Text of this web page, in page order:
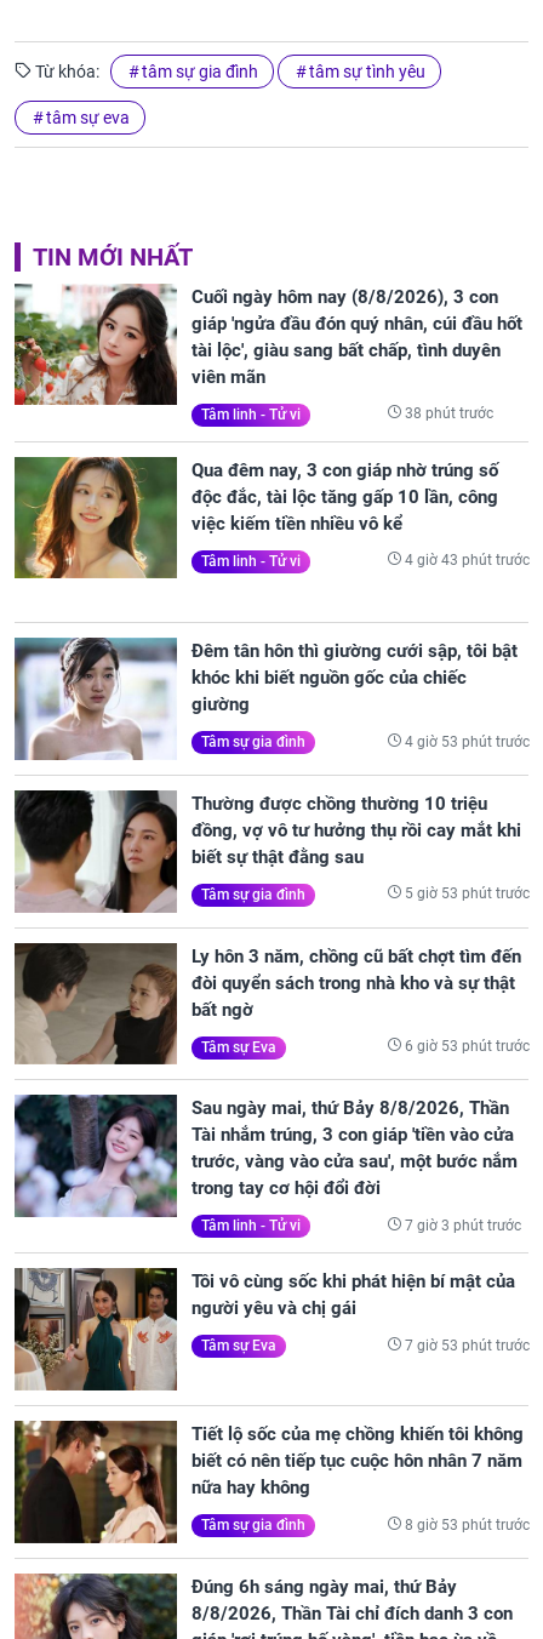
Từ khóa: tâm sự gia đình tâm sự tình yêu
tâm sự eva
TIN MỚI NHẤT
Cuối ngày hôm nay (8/8/2026), 3 con
giáp 'ngửa đầu đón quý nhân, cúi đầu hốt
tài lộc', giàu sang bất chấp, tình duyên
viên mãn
Tâm linh - Tử vi 38 phút trước
Qua đêm nay, 3 con giáp nhờ trúng số
độc đắc, tài lộc tăng gấp 10 lần, công
việc kiếm tiền nhiều vô kể
Tâm linh - Tử vi 4 giờ 43 phút trước
Đêm tân hôn thì giường cưới sập, tôi bật
khóc khi biết nguồn gốc của chiếc
giường
Tâm sự gia đình 4 giờ 53 phút trước
Thường được chồng thường 10 triệu
đồng, vợ vô tư hưởng thụ rồi cay mắt khi
biết sự thật đằng sau
Tâm sự gia đình 5 giờ 53 phút trước
Ly hôn 3 năm, chồng cũ bất chợt tìm đến
đòi quyển sách trong nhà kho và sự thật
bất ngờ
Tâm sự Eva 6 giờ 53 phút trước
Sau ngày mai, thứ Bảy 8/8/2026, Thần
Tài nhắm trúng, 3 con giáp 'tiền vào cửa
trước, vàng vào cửa sau', một bước nắm
trong tay cơ hội đổi đời
Tâm linh - Tử vi 7 giờ 3 phút trước
Tôi vô cùng sốc khi phát hiện bí mật của
người yêu và chị gái
Tâm sự Eva 7 giờ 53 phút trước
Tiết lộ sốc của mẹ chồng khiến tôi không
biết có nên tiếp tục cuộc hôn nhân 7 năm
nữa hay không
Tâm sự gia đình 8 giờ 53 phút trước
Đúng 6h sáng ngày mai, thứ Bảy
8/8/2026, Thần Tài chỉ đích danh 3 con